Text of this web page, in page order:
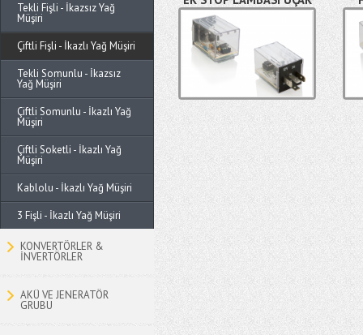
Tekli Fişli - İkazsız Yağ
Müşiri
Çiftli Fişli - İkazlı Yağ Müşiri
Tekli Somunlu - İkazsız
Yağ Müşiri
Çiftli Somunlu - İkazlı Yağ
Müşiri
Çiftli Soketli - İkazlı Yağ
Müşiri
Kablolu - İkazlı Yağ Müşiri
3 Fişli - İkazlı Yağ Müşiri
KONVERTÖRLER &
İNVERTÖRLER
AKÜ VE JENERATÖR
GRUBU
MODLU LED ÇAKARI
RÖLESİ